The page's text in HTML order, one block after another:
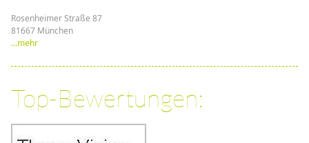
Rosenheimer Straße 87
81667 München
...mehr
Top-Bewertungen: